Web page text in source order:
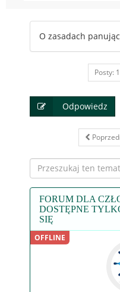
O zasadach
Posty: 1
Odpowiedz
FORUM DLA
DOSTĘPNE
SIĘ